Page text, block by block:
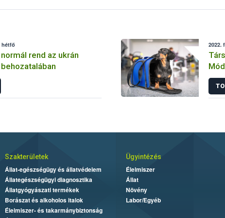
hétfő
rend az ukrán
2022.
Szakterületek
Állat-egészségügy és állatvédelem
Állategészségügyi diagnosztika
Állatgyógyászati termékek
Borászat és alkoholos italok
Élelmiszer- és takarmánybiztonság
Ügyintézés
Élelmiszer
Állat
Növény
Labor/Egyéb